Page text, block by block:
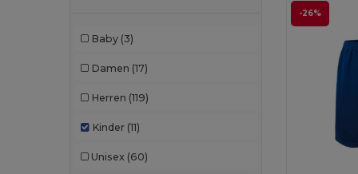
Baby (3)
Damen (17)
Herren (119)
Kinder (11)
Unisex (60)
-26%